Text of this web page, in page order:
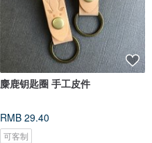
麋鹿钥匙圈 手工皮件
RMB 29.40
可客制